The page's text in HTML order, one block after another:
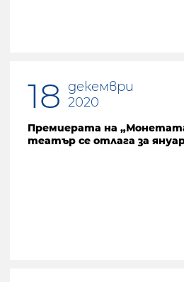
18 декември
2020
Премиерата на
театър се отлага за